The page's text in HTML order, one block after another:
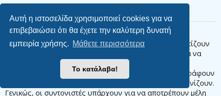
Αυτή η ιστοσελίδα χρησιμοποιεί cookies για να
επιβεβαιώσει ότι θα έχετε την καλύτερη δυνατή
εμπειρία χρήσης. Μάθετε περισσότερα
Το κατάλαβα!
Τι είναι οι Συντονιστές;
Οι Συντονιστές είναι μέλη (ή ομάδες μελών) που φροντίζουν
τις Δ. Συζητήσεις από μέρα σε μέρα. Έχουν το δικαίωμα να
επεξεργάζονται ή να διαγράφουν δημοσιεύσεις και να
κλειδώνουν, να ξεκλειδώνουν, να μετακινούν, να διαγράφουν
και να διαχωρίζουν θέματα στη Δ. Συζήτηση που συντονίζουν.
Γενικώς, οι συντονιστές υπάρχουν για να αποτρέπουν μέλη